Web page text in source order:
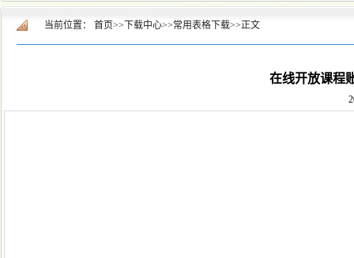
当前位置： 首页>> 下载中心>>常用表格下载>>正文
在线开放课程